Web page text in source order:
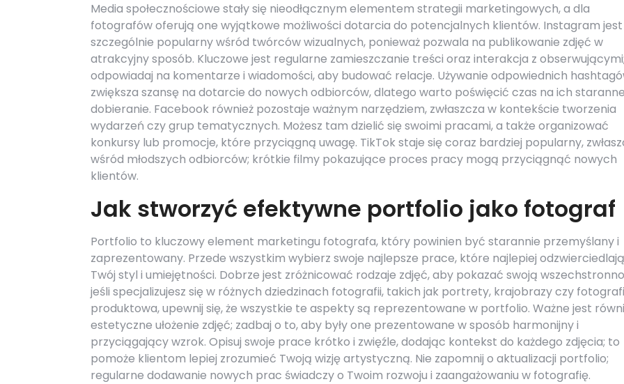
Media społecznościowe stały się nieodłącznym elementem strategii marketingowych, a dla
fotografów oferują one wyjątkowe możliwości dotarcia do potencjalnych klientów. Instagram jest
szczególnie popularny wśród twórców wizualnych, ponieważ pozwala na publikowanie zdjęć w
atrakcyjny sposób. Kluczowe jest regularne zamieszczanie treści oraz interakcja z obserwującymi;
odpowiadaj na komentarze i wiadomości, aby budować relacje. Używanie odpowiednich
zwiększa szansę na dotarcie do nowych odbiorców, dlatego warto poświęcić czas na ich staranne
dobieranie. Facebook również pozostaje ważnym narzędziem, zwłaszcza w kontekście tworzenia
wydarzeń czy grup tematycznych. Możesz tam dzielić się swoimi pracami, a także organizować
konkursy lub promocje, które przyciągną uwagę. TikTok staje się coraz bardziej popularny,
wśród młodszych odbiorców; krótkie filmy pokazujące proces pracy mogą przyciągnąć nowych
klientów.
Jak stworzyć efektywne portfolio jako fotograf
Portfolio to kluczowy element marketingu fotografa, który powinien być starannie przemyślany i
zaprezentowany. Przede wszystkim wybierz swoje najlepsze prace, które najlepiej odzwierciedlają
Twój styl i umiejętności. Dobrze jest zróżnicować rodzaje zdjęć, aby pokazać swoją
jeśli specjalizujesz się w różnych dziedzinach fotografii, takich jak portrety, krajobrazy czy
produktowa, upewnij się, że wszystkie te aspekty są reprezentowane w portfolio. Ważne jest
estetyczne ułożenie zdjęć; zadbaj o to, aby były one prezentowane w sposób harmonijny i
przyciągający wzrok. Opisuj swoje prace krótko i zwięźle, dodając kontekst do każdego zdjęcia; to
pomoże klientom lepiej zrozumieć Twoją wizję artystyczną. Nie zapomnij o aktualizacji portfolio;
regularne dodawanie nowych prac świadczy o Twoim rozwoju i zaangażowaniu w fotografię.